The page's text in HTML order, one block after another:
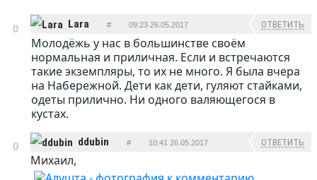
0 Lara # 09:23 26.05.2017 ОТВЕТИТЬ
Молодёжь у нас в большинстве своём
нормальная и приличная. Если и встречаются
такие экземпляры, то их не много. Я была вчера
на Набережной. Дети как дети, гуляют стайками,
одеты прилично. Ни одного валяющегося в
кустах.
0 ddubin # 10:41 26.05.2017 ОТВЕТИТЬ
Михаил,